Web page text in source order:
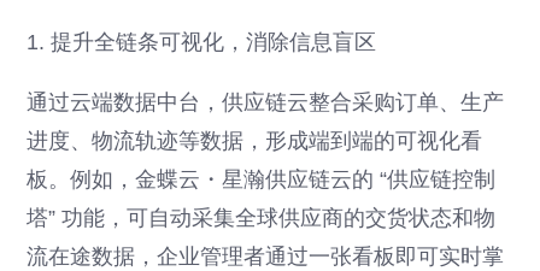
1. 提升全链条可视化，消除信息盲区
通过云端数据中台，供应链云整合采购订单、生产
进度、物流轨迹等数据，形成端到端的可视化看
板。例如，金蝶云・星瀚供应链云的 “供应链控制
塔” 功能，可自动采集全球供应商的交货状态和物
流在途数据，企业管理者通过一张看板即可实时掌